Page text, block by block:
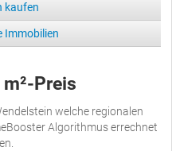
kaufen
Immobilien
Preis
welche regionalen
Algorithmus errechnet